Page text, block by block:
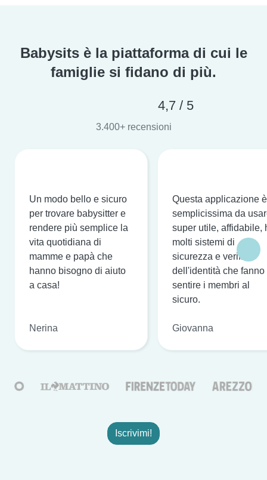
Babysits è la piattaforma di cui le
famiglie si fidano di più.
4,7 / 5
3.400+ recensioni
Un modo bello e sicuro
per trovare babysitter e
rendere più semplice la
vita quotidiana di
mamme e papà che
hanno bisogno di aiuto
a casa!
Nerina
Questa applicazione è
semplicissima da
super utile, affidabile,
molti sistemi di
sicurezza e verifica
dell'identità che fanno
sentire i membri al
sicuro.
Giovanna
Iscrivimi!